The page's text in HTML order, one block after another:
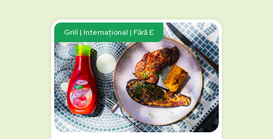
Grill | Internațional | Fără E